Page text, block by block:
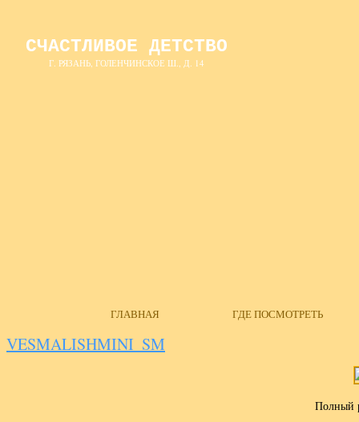
СЧАСТЛИВОЕ ДЕТСТВО
Г. РЯЗАНЬ, ГОЛЕНЧИНСКОЕ Ш., Д. 14
ГЛАВНАЯ ГДЕ ПОСМОТРЕТЬ
VESMALISHMINI­_SM
Полный